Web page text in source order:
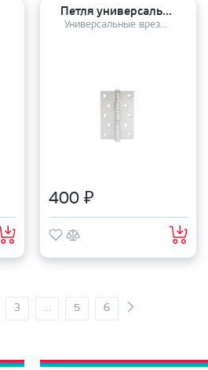
Петля универсальная APECS 120*80 В4 NIS
Универсальные врезные петли
400 ₽
3 ... 5 6